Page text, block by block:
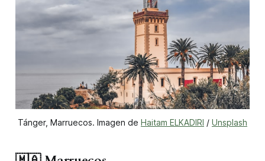
Tánger, Marruecos. Imagen de Haitam ELKADIRI / Unsplash